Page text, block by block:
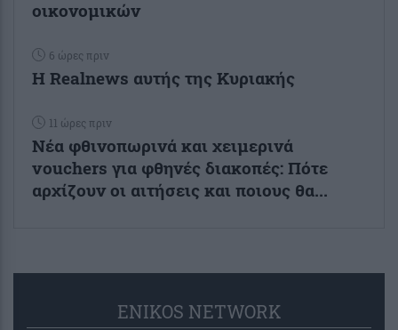
οικονομικών
6 ώρες πριν
Η Realnews αυτής της Κυριακής
11 ώρες πριν
Νέα φθινοπωρινά και χειμερινά
vouchers για φθηνές διακοπές: Πότε
αρχίζουν οι αιτήσεις και ποιους θα...
ENIKOS NETWORK